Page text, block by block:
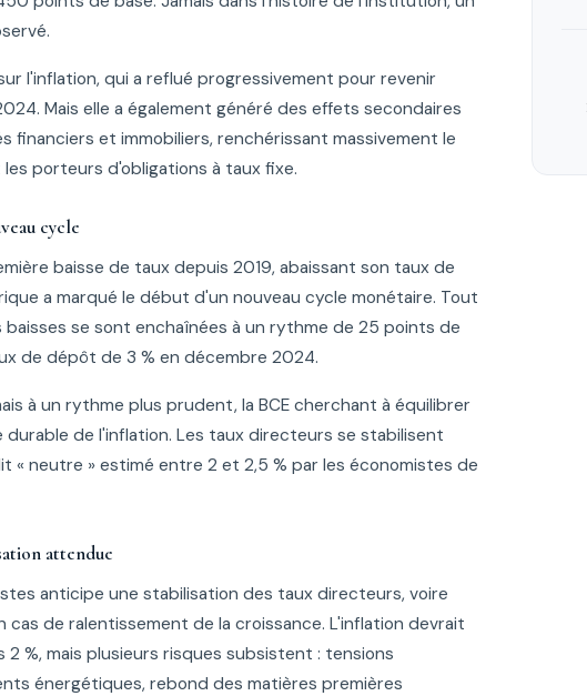
l'inflation, qui a reflué progressivement pour revenir
Mais elle a également généré des effets secondaires
financiers et immobiliers, renchérissant massivement le
porteurs d'obligations à taux fixe.
cycle
baisse de taux depuis 2019, abaissant son taux de
a marqué le début d'un nouveau cycle monétaire. Tout
se sont enchaînées à un rythme de 25 points de
de dépôt de 3 % en décembre 2024.
à un rythme plus prudent, la BCE cherchant à équilibrer
durable de l'inflation. Les taux directeurs se stabilisent
« neutre » estimé entre 2 et 2,5 % par les économistes de
attendue
anticipe une stabilisation des taux directeurs, voire
de ralentissement de la croissance. L'inflation devrait
%, mais plusieurs risques subsistent : tensions
énergétiques, rebond des matières premières